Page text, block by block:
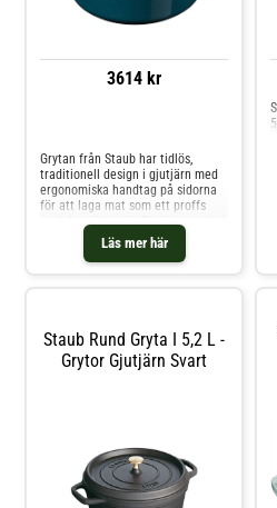
3614 kr
Läs mer här
Grytan från Staub har tidlös,
traditionell design i gjutjärn med
ergonomiska handtag på sidorna
för att laga mat som ett proffs
med fransk touch. Den har matt,
svart insida med emaljbeläggning
för vardaglig användning. Den har
matchande lock med knopp i
mellan olika färger. Fungerar på
alla hällar, inklusive
induktionshäll. Om grytan från
diskmaskin.- Fransk touch.-
Matchande lock.- Svart insida.-
Tillverkad av gjutjärn.-
Högkvalitativt material.- Grytan
Staub Rund Gryta I 5,2 L -
Grytor Gjutjärn Svart